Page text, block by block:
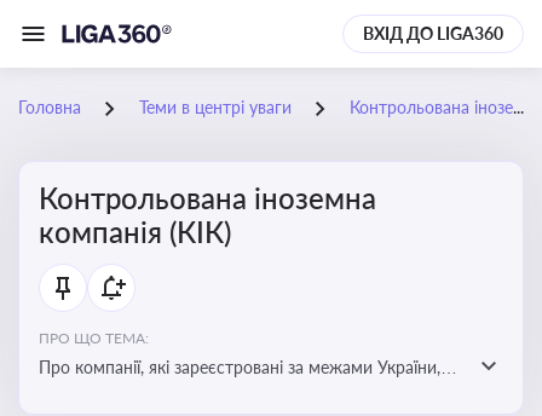
ВХІД ДО LIGA360
Головна Теми в центрі уваги Контрольована іноземна компанія (КІК)
Контрольована іноземна
компанія (КІК)
ПРО ЩО ТЕМА:
Про компанії, які зареєстровані за межами України,